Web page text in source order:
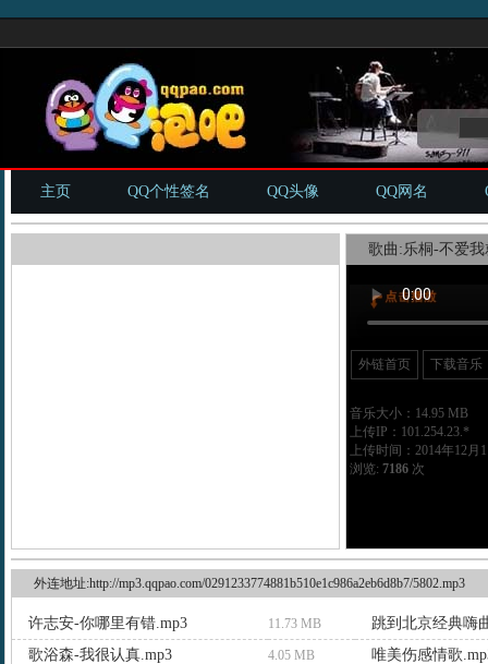
主页 QQ个性签名 QQ头像 QQ网名
歌曲:乐桐-不爱
外链首页 下载音乐
音乐大小：14.95 MB
上传IP：101.254.23.*
上传时间：2014年12月
浏览: 7186次
外连地址:http://mp3.qqpao.com/0291233774881b510e1c986a2eb6d8b7/5802.mp3
许志安-你哪里有错.mp3 11.73 MB
跳到北京经典嗨
歌浴森-我很认真.mp3
4.05 MB
唯美伤感情歌